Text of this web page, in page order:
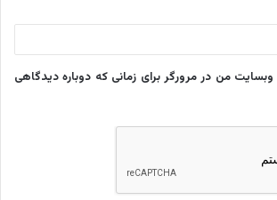
وبسایت من در مرورگر برای زمانی که دوباره دیدگاهی